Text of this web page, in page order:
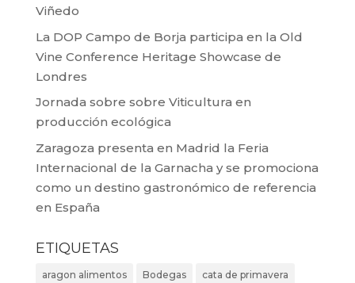
Viñedo
La DOP Campo de Borja participa en la Old
Vine Conference Heritage Showcase de
Londres
Jornada sobre sobre Viticultura en
producción ecológica
Zaragoza presenta en Madrid la Feria
Internacional de la Garnacha y se promociona
como un destino gastronómico de referencia
en España
ETIQUETAS
aragon alimentos Bodegas cata de primavera